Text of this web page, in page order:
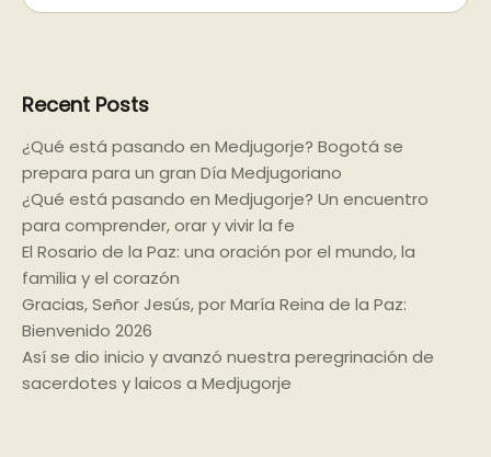
Recent Posts
¿Qué está pasando en Medjugorje? Bogotá se
prepara para un gran Día Medjugoriano
¿Qué está pasando en Medjugorje? Un encuentro
para comprender, orar y vivir la fe
El Rosario de la Paz: una oración por el mundo, la
familia y el corazón
Gracias, Señor Jesús, por María Reina de la Paz:
Bienvenido 2026
Así se dio inicio y avanzó nuestra peregrinación de
sacerdotes y laicos a Medjugorje